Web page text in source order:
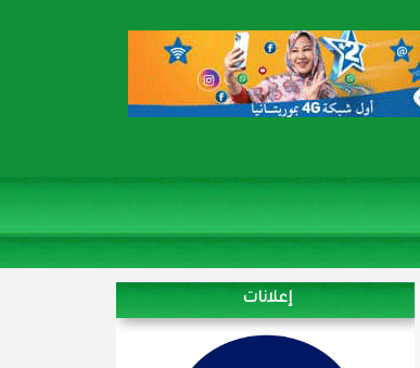
إعلانات